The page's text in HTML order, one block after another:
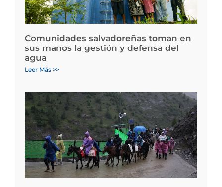
Comunidades salvadoreñas toman en
sus manos la gestión y defensa del
agua
Leer Más >>